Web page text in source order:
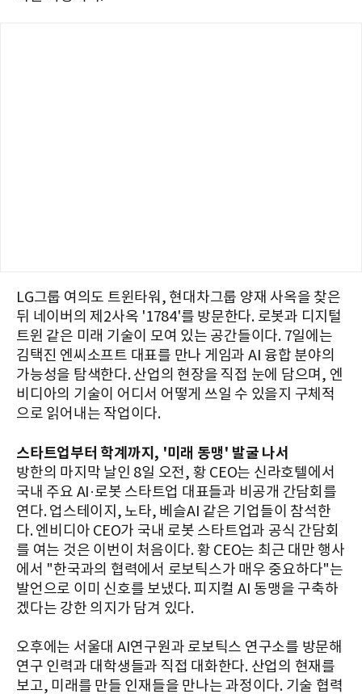
LG그룹 여의도 트윈타워, 현대차그룹 양재 사옥을 찾은
뒤 네이버의 제2사옥 '1784'를 방문한다. 로봇과 디지털
트윈 같은 미래 기술이 모여 있는 공간들이다. 7일에는
김택진 엔씨소프트 대표를 만나 게임과 AI 융합 분야의
가능성을 탐색한다. 산업의 현장을 직접 눈에 담으며, 엔
비디아의 기술이 어디서 어떻게 쓰일 수 있을지 구체적
으로 읽어내는 작업이다.
스타트업부터 학계까지, '미래 동맹' 발굴 나서
방한의 마지막 날인 8일 오전, 황 CEO는 신라호텔에서
국내 주요 AI·로봇 스타트업 대표들과 비공개 간담회를
연다. 업스테이지, 노타, 베슬AI 같은 기업들이 참석한
다. 엔비디아 CEO가 국내 로봇 스타트업과 공식 간담회
를 여는 것은 이번이 처음이다. 황 CEO는 최근 대만 행사
에서 "한국과의 협력에서 로보틱스가 매우 중요하다"는
발언으로 이미 신호를 보냈다. 피지컬 AI 동맹을 구축하
겠다는 강한 의지가 담겨 있다.
오후에는 서울대 AI연구원과 로보틱스 연구소를 방문해
연구 인력과 대학생들과 직접 대화한다. 산업의 현재를
보고, 미래를 만들 인재들을 만나는 과정이다. 기술 협력